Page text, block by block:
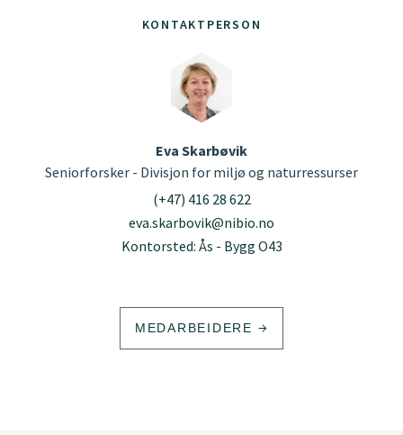
KONTAKTPERSON
Eva Skarbøvik
Seniorforsker - Divisjon for miljø og naturressurser
(+47) 416 28 622
eva.skarbovik@nibio.no
Kontorsted: Ås - Bygg O43
MEDARBEIDERE